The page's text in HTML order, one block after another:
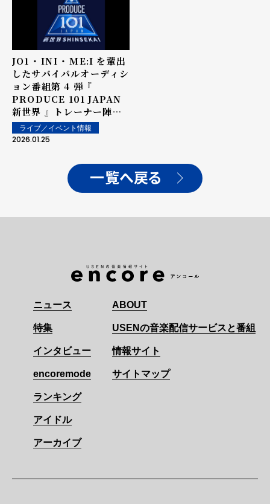
JO1 ・ INI ・ ME:I を輩出
したサバイバルオーディシ
ョン番組第 4 弾 『
PRODUCE 101 JAPAN
新世界 』 トレーナー陣を
解禁 仲宗根梨乃、 Kevin
Woo 、 KAITA の参加が
ライブ／イベント情報
2026.01.25
一覧へ戻る
ニュース
特集
インタビュー
encoremode
ランキング
アイドル
アーカイブ
ABOUT
USENの音楽配信サービスと番組
情報サイト
サイトマップ